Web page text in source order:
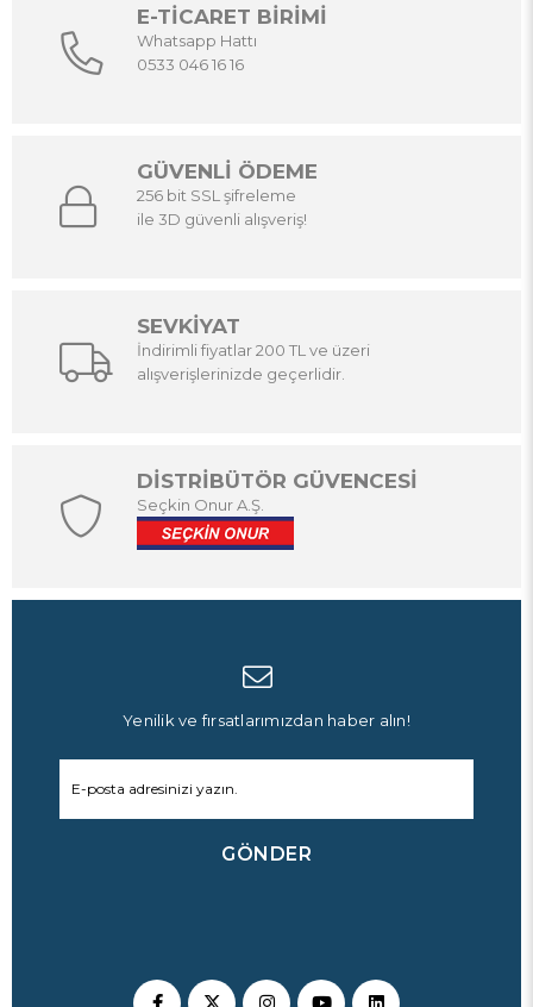
E-TİCARET BİRİMİ
Whatsapp Hattı
0533 046 16 16
GÜVENLİ ÖDEME
256 bit SSL şifreleme
ile 3D güvenli alışveriş!
SEVKİYAT
İndirimli fiyatlar 200 TL ve üzeri
alışverişlerinizde geçerlidir.
DİSTRİBÜTÖR GÜVENCESİ
Seçkin Onur A.Ş.
Yenilik ve fırsatlarımızdan haber alın!
GÖNDER